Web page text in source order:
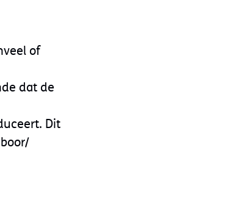
of
dat de
Dit